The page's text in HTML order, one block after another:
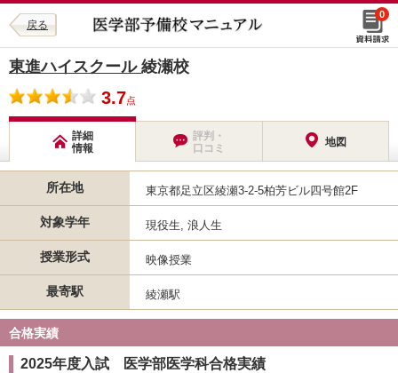
戻る
0
東進ハイスクール 綾瀬校
3.7点
詳細
情報
評判・
口コミ
地図
所在地 東京都足立区綾瀬3-2-5柏芳ビル四号館2F
対象学年 現役生, 浪人生
授業形式 映像授業
最寄駅 綾瀬駅
合格実績
2025年度入試 医学部医学科合格実績